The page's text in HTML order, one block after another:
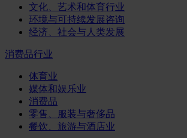
文化、艺术和体育行业
环境与可持续发展咨询
经济、社会与人类发展
消费品行业
体育业
媒体和娱乐业
消费品
零售、服装与奢侈品
餐饮、旅游与酒店业